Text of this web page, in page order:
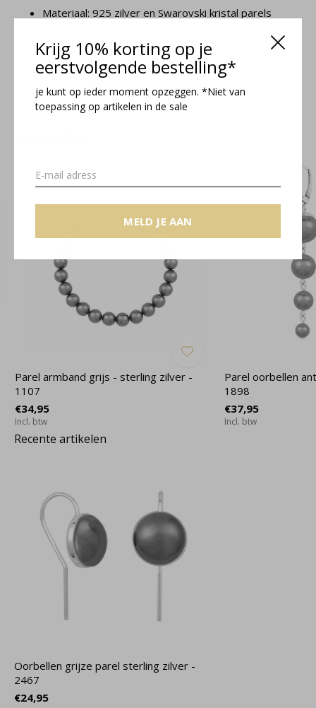
Krijg 10% korting op je
eerstvolgende bestelling*
je kunt op ieder moment opzeggen. *Niet van
toepassing op artikelen in de sale
MELD JE AAN
Materiaal: 925 zilver en Swarovski kristal parels
Lola collectie
Parel armband grijs - sterling zilver -
1107
€34,95
Incl. btw
Parel oorbellen
1898
€37,95
Incl. btw
Recente artikelen
Oorbellen grijze parel sterling zilver -
2467
€24,95